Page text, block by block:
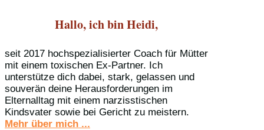
Hallo, ich bin Heidi,
seit 2017 hochspezialisierter Coach für Mütter
mit einem toxischen Ex-Partner. Ich
unterstütze dich dabei, stark, gelassen und
souverän deine Herausforderungen im
Elternalltag mit einem narzisstischen
Kindsvater sowie bei Gericht zu meistern.
Mehr über mich ...